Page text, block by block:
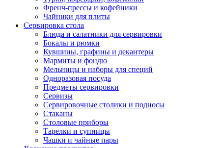
Френч-прессы и кофейники
Чайники для плиты
Сервировка стола
Блюда и салатники для сервировки
Бокалы и рюмки
Кувшины, графины и декантеры
Мармиты и фондю
Мельницы и наборы для специй
Одноразовая посуда
Предметы сервировки
Сервизы
Сервировочные столики и подносы
Стаканы
Столовые приборы
Тарелки и супницы
Чашки и чайные пары